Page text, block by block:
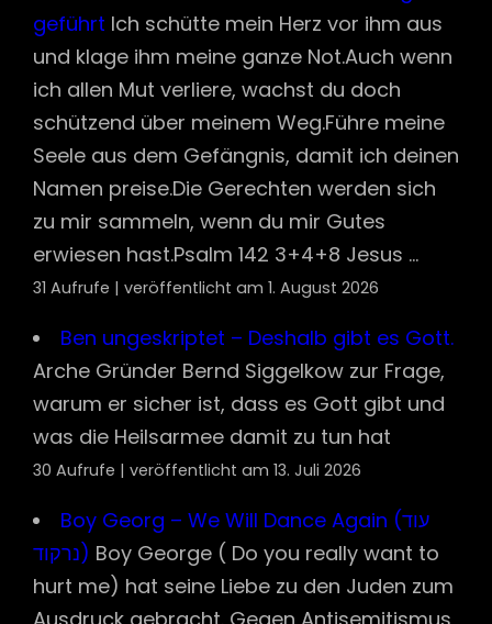
geführt Ich schütte mein Herz vor ihm aus
und klage ihm meine ganze Not.Auch wenn
ich allen Mut verliere, wachst du doch
schützend über meinem Weg.Führe meine
Seele aus dem Gefängnis, damit ich deinen
Namen preise.Die Gerechten werden sich
zu mir sammeln, wenn du mir Gutes
erwiesen hast.Psalm 142 3+4+8 Jesus ...
31 Aufrufe | veröffentlicht am 1. August 2026
Ben ungeskriptet – Deshalb gibt es Gott.
Arche Gründer Bernd Siggelkow zur Frage,
warum er sicher ist, dass es Gott gibt und
was die Heilsarmee damit zu tun hat
30 Aufrufe | veröffentlicht am 13. Juli 2026
Boy Georg – We Will Dance Again (עוד
נרקוד) Boy George ( Do you really want to
hurt me) hat seine Liebe zu den Juden zum